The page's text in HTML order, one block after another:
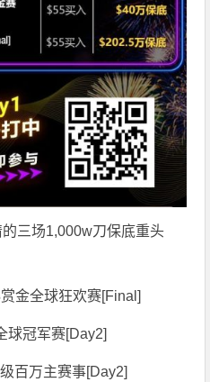
三场1,000w刀保底重头
金全球狂欢赛[Final]
球冠军赛[Day2]
百万主赛事[Day2]